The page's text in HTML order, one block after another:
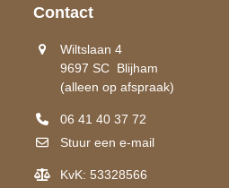
Contact
Wiltslaan 4
9697 SC Blijham
(alleen op afspraak)
06 41 40 37 72
Stuur een e-mail
KvK: 53328566